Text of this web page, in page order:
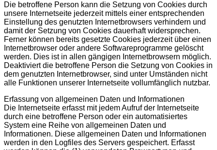
Die betroffene Person kann die Setzung von Cookies durch
unsere Internetseite jederzeit mittels einer entsprechenden
Einstellung des genutzten Internetbrowsers verhindern und
damit der Setzung von Cookies dauerhaft widersprechen.
Ferner können bereits gesetzte Cookies jederzeit über einen
Internetbrowser oder andere Softwareprogramme gelöscht
werden. Dies ist in allen gängigen Internetbrowsern möglich.
Deaktiviert die betroffene Person die Setzung von Cookies in
dem genutzten Internetbrowser, sind unter Umständen nicht
alle Funktionen unserer Internetseite vollumfänglich nutzbar.
Erfassung von allgemeinen Daten und Informationen
Die Internetseite erfasst mit jedem Aufruf der Internetseite
durch eine betroffene Person oder ein automatisiertes
System eine Reihe von allgemeinen Daten und
Informationen. Diese allgemeinen Daten und Informationen
werden in den Logfiles des Servers gespeichert. Erfasst